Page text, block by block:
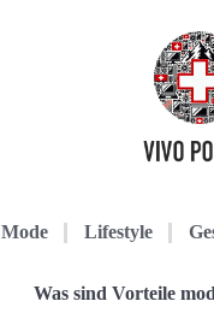
Mode Lifestyle
Was sind Vorteile